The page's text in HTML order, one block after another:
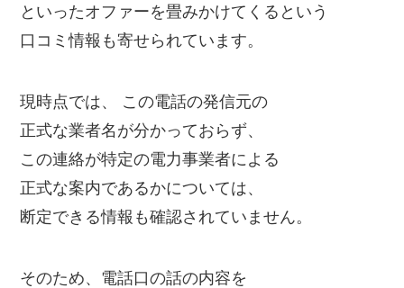
といったオファーを畳みかけてくるという
口コミ情報も寄せられています。
現時点では、 この電話の発信元の
正式な業者名が分かっておらず、
この連絡が特定の電力事業者による
正式な案内であるかについては、
断定できる情報も確認されていません。
そのため、電話口の話の内容を